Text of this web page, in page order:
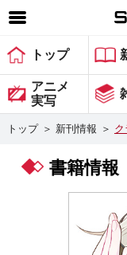
SQUARE
ゲーム
マガジン＆ブックス
グッズ
トップ
アニメ
実写
トップ ＞ 新刊情報 ＞
書籍情報